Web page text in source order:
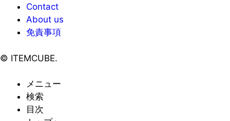
Contact
About us
免責事項
© ITEMCUBE.
メニュー
検索
目次